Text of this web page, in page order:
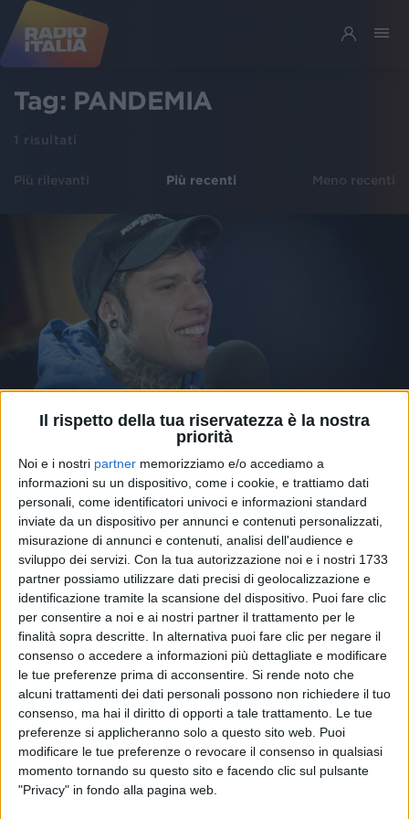
Il rispetto della tua riservatezza è la nostra
priorità
Noi e i nostri partner memorizziamo e/o accediamo a
informazioni su un dispositivo, come i cookie, e trattiamo dati
personali, come identificatori univoci e informazioni standard
inviate da un dispositivo per annunci e contenuti personalizzati,
misurazione di annunci e contenuti, analisi dell'audience e
sviluppo dei servizi. Con la tua autorizzazione noi e i nostri 1733
partner possiamo utilizzare dati precisi di geolocalizzazione e
identificazione tramite la scansione del dispositivo. Puoi fare clic
per consentire a noi e ai nostri partner il trattamento per le
finalità sopra descritte. In alternativa puoi fare clic per negare il
consenso o accedere a informazioni più dettagliate e modificare
le tue preferenze prima di acconsentire. Si rende noto che
alcuni trattamenti dei dati personali possono non richiedere il tuo
consenso, ma hai il diritto di opporti a tale trattamento. Le tue
preferenze si applicheranno solo a questo sito web. Puoi
modificare le tue preferenze o revocare il consenso in qualsiasi
momento tornando su questo sito e facendo clic sul pulsante
"Privacy" in fondo alla pagina web.
Tag: PANDEMIA
1 risultati
Più rilevanti Più recenti Meno recenti
ATTUALITÀ 18 giu 2021
Fedez, da Scena Unita 5 milioni per i
lavoratori: “Aprirò una fondazione”
In sette mesi il fondo ha raccolto 4.780.000 euro per
gli addetti alla musica e allo spettacolo, grazie al
contributo di 154 artisti (ecco l'elenco) e più di 100
aziende. L'artista esulta e annuncia in un video:
“Maturata quest'esperienza, ho deciso di aprire una
mia fondazione”